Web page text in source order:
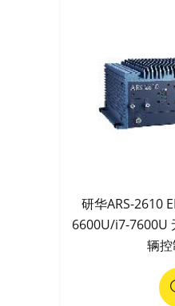
研华ARS-2610
6600U/i7-7600U
辆